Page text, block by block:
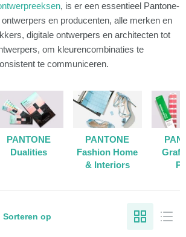
, is er een essentieel Pantone-
en producenten, alle merken en
digitale ontwerpers en architecten tot
om kleurencombinaties te
te communiceren.
PANTONE
Dualities
PANTONE
Fashion Home
& Interiors
Sorteren op